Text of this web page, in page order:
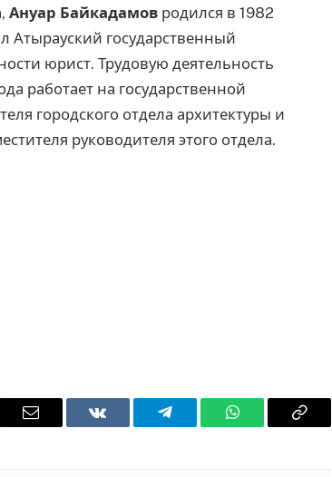
Ануар Байкадамовродился в 1982
Атырауский государственный
юрист. Трудовую деятельность
работает на государственной
городского отдела архитектуры и
руководителя этого отдела.
Email VKontakteTelegram WhatsAppCopy